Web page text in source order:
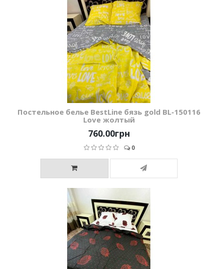
Постельное белье BestLine бязь gold BL-150116
Love жолтый
760.00грн
0